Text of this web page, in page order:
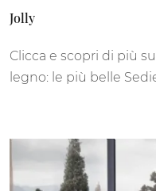
Jolly
Clicca e scopri di più
legno: le più belle